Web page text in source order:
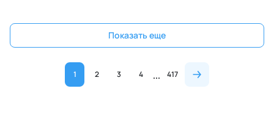
Показать еще
1 2 3 4 417